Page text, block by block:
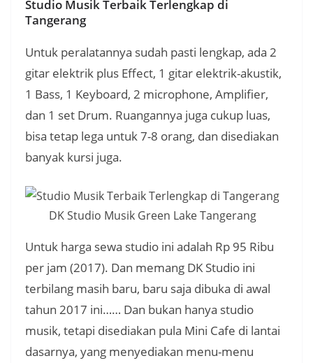
Studio Musik Terbaik Terlengkap di
Tangerang
Untuk peralatannya sudah pasti lengkap, ada 2
gitar elektrik plus Effect, 1 gitar elektrik-akustik,
1 Bass, 1 Keyboard, 2 microphone, Amplifier,
dan 1 set Drum. Ruangannya juga cukup luas,
bisa tetap lega untuk 7-8 orang, dan disediakan
banyak kursi juga.
DK Studio Musik Green Lake Tangerang
Untuk harga sewa studio ini adalah Rp 95 Ribu
per jam (2017). Dan memang DK Studio ini
terbilang masih baru, baru saja dibuka di awal
tahun 2017 ini…… Dan bukan hanya studio
musik, tetapi disediakan pula Mini Cafe di lantai
dasarnya, yang menyediakan menu-menu